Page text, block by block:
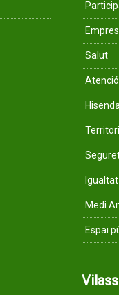
Salut
Territori
Igualtat
Medi
Espai